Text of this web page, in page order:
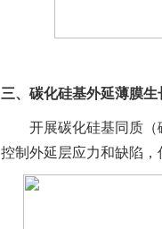
三、碳化硅基外延薄膜生
开展碳化硅基同质（
控制外延层应力和缺陷，